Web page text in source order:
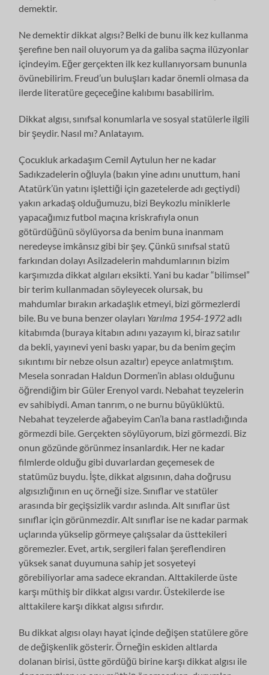
demektir.
Ne demektir dikkat algısı? Belki de bunu ilk kez kullanma
şerefine ben nail oluyorum ya da galiba saçma ilüzyonlar
içindeyim. Eğer gerçekten ilk kez kullanıyorsam bununla
övünebilirim. Freud’un buluşları kadar önemli olmasa da
ilerde literatüre geçeceğine kalıbımı basabilirim.
Dikkat algısı, sınıfsal konumlarla ve sosyal statülerle ilgili
bir şeydir. Nasıl mı? Anlatayım.
Çocukluk arkadaşım Cemil Aytulun her ne kadar
Sadıkzadelerin oğluyla (bakın yine adını unuttum, hani
Atatürk’ün yatını işlettiği için gazetelerde adı geçtiydi)
yakın arkadaş olduğumuzu, bizi Beykozlu miniklerle
yapacağımız futbol maçına kriskrafıyla onun
götürdüğünü söylüyorsa da benim buna inanmam
neredeyse imkânsız gibi bir şey. Çünkü sınıfsal statü
farkından dolayı Asilzadelerin mahdumlarının bizim
karşımızda dikkat algıları eksikti. Yani bu kadar “bilimsel”
bir terim kullanmadan söyleyecek olursak, bu
mahdumlar bırakın arkadaşlık etmeyi, bizi görmezlerdi
bile. Bu ve buna benzer olayları Yarılma 1954-1972adlı
kitabımda (buraya kitabın adını yazayım ki, biraz satılır
da bekli, yayınevi yeni baskı yapar, bu da benim geçim
sıkıntımı bir nebze olsun azaltır) epeyce anlatmıştım.
Mesela sonradan Haldun Dormen’in ablası olduğunu
öğrendiğim bir Güler Erenyol vardı. Nebahat teyzelerin
ev sahibiydi. Aman tanrım, o ne burnu büyüklüktü.
Nebahat teyzelerde ağabeyim Can’la bana rastladığında
görmezdi bile. Gerçekten söylüyorum, bizi görmezdi. Biz
onun gözünde görünmez insanlardık. Her ne kadar
filmlerde olduğu gibi duvarlardan geçemesek de
statümüz buydu. İşte, dikkat algısının, daha doğrusu
algısızlığının en uç örneği size. Sınıflar ve statüler
arasında bir geçişsizlik vardır aslında. Alt sınıflar üst
sınıflar için görünmezdir. Alt sınıflar ise ne kadar parmak
uçlarında yükselip görmeye çalışsalar da üsttekileri
göremezler. Evet, artık, sergileri falan şereflendiren
yüksek sanat duyumuna sahip jet sosyeteyi
görebiliyorlar ama sadece ekrandan. Alttakilerde üste
karşı müthiş bir dikkat algısı vardır. Üstekilerde ise
alttakilere karşı dikkat algısı sıfırdır.
Bu dikkat algısı olayı hayat içinde değişen statülere göre
de değişkenlik gösterir. Örneğin eskiden altlarda
dolanan birisi, üstte gördüğü birine karşı dikkat algısı ile